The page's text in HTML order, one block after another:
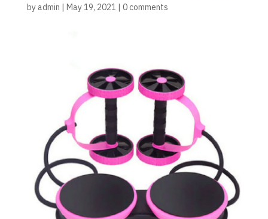
byadmin | May 19, 2021 | 0 comments